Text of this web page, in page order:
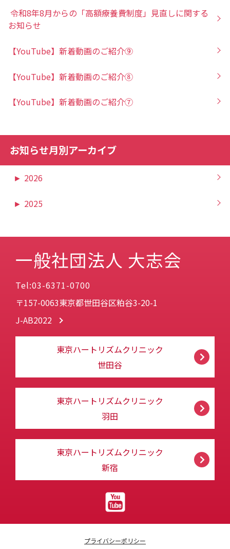
令和8年8月からの「高額療養費制度」見直しに関する
お知らせ
【YouTube】新着動画のご紹介⑨
【YouTube】新着動画のご紹介⑧
【YouTube】新着動画のご紹介⑦
お知らせ月別アーカイブ
► 2026
► 2025
一般社団法人 大志会
Tel:03-6371-0700
〒157-0063東京都世田谷区粕谷3-20-1
J-AB2022
東京ハートリズムクリニック
世田谷
東京ハートリズムクリニック
羽田
東京ハートリズムクリニック
新宿
プライバシーポリシー